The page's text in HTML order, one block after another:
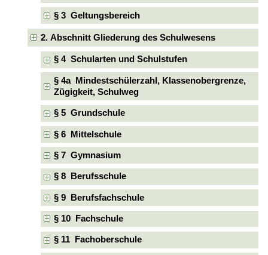
§ 3 Geltungsbereich
2. Abschnitt Gliederung des Schulwesens
§ 4 Schularten und Schulstufen
§ 4a Mindestschülerzahl, Klassenobergrenze,
Zügigkeit, Schulweg
§ 5 Grundschule
§ 6 Mittelschule
§ 7 Gymnasium
§ 8 Berufsschule
§ 9 Berufsfachschule
§ 10 Fachschule
§ 11 Fachoberschule